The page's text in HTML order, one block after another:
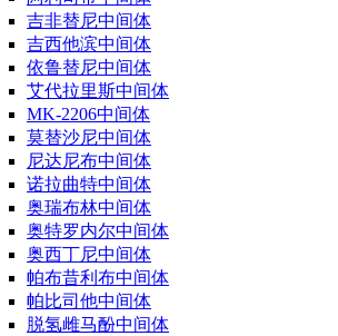
吉非替尼中间体
吉西他滨中间体
依鲁替尼中间体
艾代拉里斯中间体
MK-2206中间体
莫替沙尼中间体
尼达尼布中间体
诺拉曲特中间体
奥瑞布林中间体
奥特罗内尔中间体
奥西丁尼中间体
帕布昔利布中间体
帕比司他中间体
脱氢雌马酚中间体